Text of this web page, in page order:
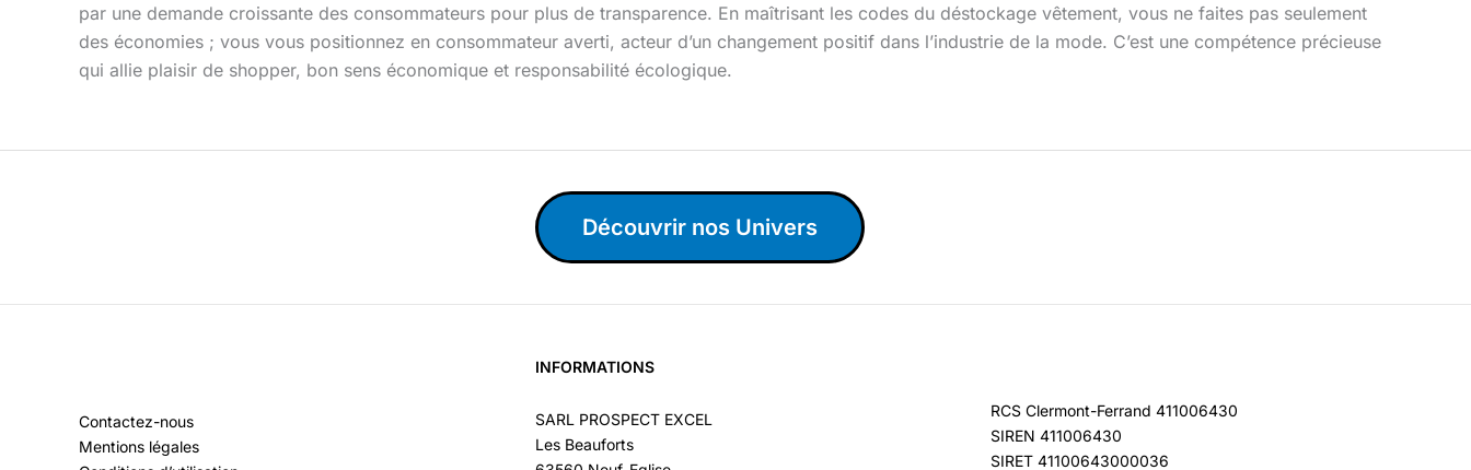
par une demande croissante des consommateurs pour plus de transparence. En maîtrisant les codes du déstockage vêtement, vous ne faites pas seulement
des économies ; vous vous positionnez en consommateur averti, acteur d’un changement positif dans l’industrie de la mode. C’est une compétence précieuse
qui allie plaisir de shopper, bon sens économique et responsabilité écologique.
Découvrir nos Univers
Contactez-nous
Mentions légales
INFORMATIONS
SARL PROSPECT EXCEL
Les Beauforts
RCS Clermont-Ferrand 411006430
SIREN 411006430
SIRET 41100643000036